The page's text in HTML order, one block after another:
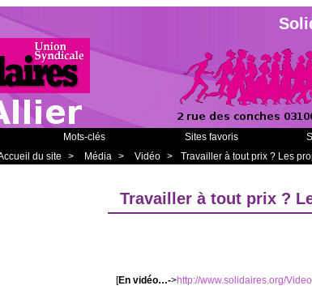
Mots-clés Sites favoris
du site > Média > Vidéo > Travailler à tout prix ? Les
Travailler à tout prix ?
[En vidéo…->http://www.solidaires.org/